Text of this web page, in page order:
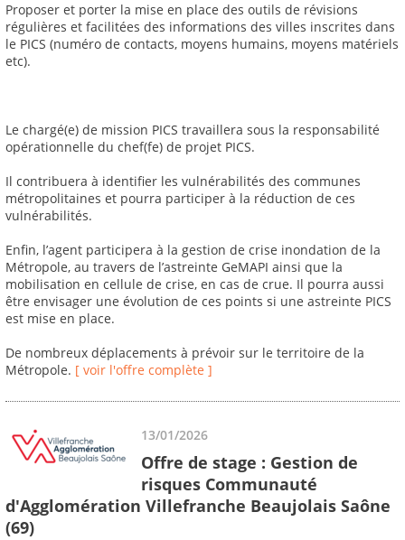
Proposer et porter la mise en place des outils de révisions
régulières et facilitées des informations des villes inscrites dans
le PICS (numéro de contacts, moyens humains, moyens matériels
etc).
Le chargé(e) de mission PICS travaillera sous la responsabilité
opérationnelle du chef(fe) de projet PICS.
Il contribuera à identifier les vulnérabilités des communes
métropolitaines et pourra participer à la réduction de ces
vulnérabilités.
Enfin, l’agent participera à la gestion de crise inondation de la
Métropole, au travers de l’astreinte GeMAPI ainsi que la
mobilisation en cellule de crise, en cas de crue. Il pourra aussi
être envisager une évolution de ces points si une astreinte PICS
est mise en place.
De nombreux déplacements à prévoir sur le territoire de la
Métropole. [ voir l'offre complète ]
13/01/2026
Offre de stage : Gestion de
risques Communauté
d'Agglomération Villefranche Beaujolais Saône
(69)